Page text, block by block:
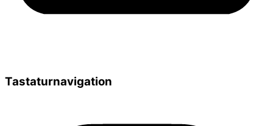
Tastaturnavigation